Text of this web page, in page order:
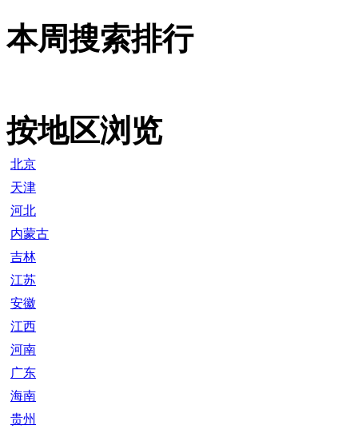
本周搜索排行
按地区浏览
北京
天津
河北
内蒙古
吉林
江苏
安徽
江西
河南
广东
海南
贵州